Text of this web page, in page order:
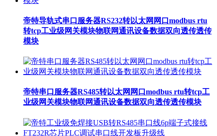
帝特导轨式串口服务器RS232转以太网网口modbus rtu
转tcp工业级网关模块物联网通讯设备数据双向透传透传
模块
帝特串口服务器RS485转以太网网口modbus rtu转tcp工
业级网关模块物联网通讯设备数据双向透传透传模块